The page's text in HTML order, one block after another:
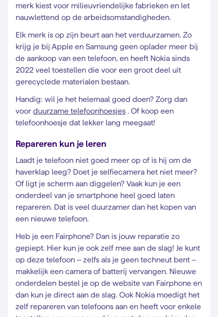
merk kiest voor milieuvriendelijke fabrieken en let
nauwlettend op de arbeidsomstandigheden.
Elk merk is op zijn beurt aan het verduurzamen. Zo
krijg je bij Apple en Samsung geen oplader meer bij
de aankoop van een telefoon, en heeft Nokia sinds
2022 veel toestellen die voor een groot deel uit
gerecyclede materialen bestaan.
Handig: wil je het helemaal goed doen? Zorg dan
voor duurzame telefoonhoesjes . Of koop een
telefoonhoesje dat lekker lang meegaat!
Repareren kun je leren
Laadt je telefoon niet goed meer op of is hij om de
haverklap leeg? Doet je selfiecamera het niet meer?
Of ligt je scherm aan diggelen? Vaak kun je een
onderdeel van je smartphone heel goed laten
repareren. Dat is veel duurzamer dan het kopen van
een nieuwe telefoon.
Heb je een Fairphone? Dan is jouw reparatie zo
gepiept. Hier kun je ook zelf mee aan de slag! Je kunt
op deze telefoon – zelfs als je geen techneut bent –
makkelijk een camera of batterij vervangen. Nieuwe
onderdelen bestel je op de website van Fairphone en
dan kun je direct aan de slag. Ook Nokia moedigt het
zelf repareren van telefoons aan en heeft voor enkele